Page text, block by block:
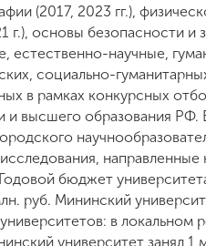
(2017, 2023 гг.),
г.), основы безопасности
естественно-научные,
социально-
в рамках конкурсных
высшего образования РФ.
направленные
бюджет
руб. Мининский
в локальном
университет занял 1